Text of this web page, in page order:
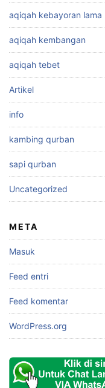
aqiqah kebayoran lama
aqiqah kembangan
aqiqah tebet
Artikel
info
kambing qurban
sapi qurban
Uncategorized
META
Masuk
Feed entri
Feed komentar
WordPress.org